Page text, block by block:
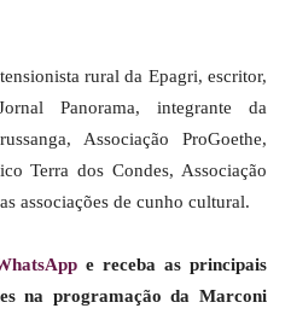
rural da Epagri, escritor,
Panorama, integrante da
Associação ProGoethe,
Terra dos Condes, Associação
associações de cunho cultural.
e receba as principais
na programação da Marconi